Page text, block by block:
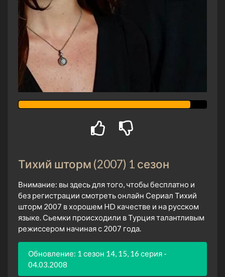
Тихий шторм (2007) 1 сезон
Внимание: вы здесь для того, чтобы бесплатно и
без регистрации смотреть онлайн Сериал Тихий
шторм 2007 в хорошем HD качестве и на русском
языке. Сьемки происходили в Турция талантливым
режиссером начиная с 2007 года.
Обновление: 1 сезон 14, 15, 16 серия -
04.03.2008